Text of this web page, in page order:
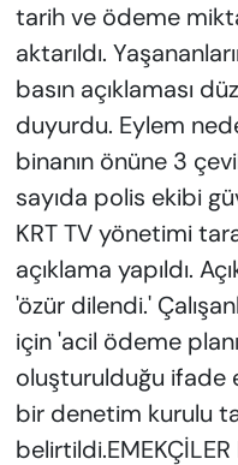
tarih ve ödeme
aktarıldı.
basın açıklaması
duyurdu. Eylem
binanın önüne 3
sayıda polis ekibi
KRT TV yönetimi
açıklama yapıldı.
'özür dilendi.'
için 'acil ödeme
oluşturulduğu ifade
bir denetim kurulu
belirtildi.EMEKÇİLER